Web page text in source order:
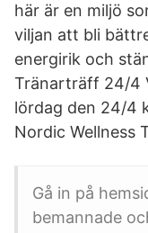
här är en miljö
viljan att bli
energirik och
Tränarträff 24/4
lördag den 24/4
Nordic Wellness
Gå in på
bemannade